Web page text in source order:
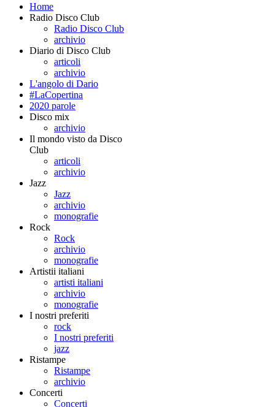
Home
Radio Disco Club
Radio Disco Club
archivio
Diario di Disco Club
articoli
archivio
L'angolo di Dario
#LaCopertina
2020 parole
Disco mix
archivio
Il mondo visto da Disco
Club
articoli
archivio
Jazz
Jazz
archivio
monografie
Rock
Rock
archivio
monografie
Artistii italiani
artisti italiani
archivio
monografie
I nostri preferiti
rock
I nostri preferiti
jazz
Ristampe
Ristampe
archivio
Concerti
Concerti